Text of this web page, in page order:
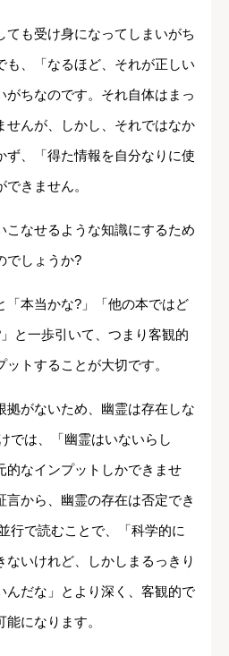
ても受け身になってしまいがち
も、「なるほど、それが正しい
がちなのです。それ自体はまっ
せんが、しかし、それではなか
ず、「得た情報を自分なりに使
きません。
こなせるような知識にするため
でしょうか?
「本当かな?」「他の本ではど
と一歩引いて、つまり客観的
トすることが大切です。
拠がないため、幽霊は存在しな
では、「幽霊はいないらし
的なインプットしかできませ
言から、幽霊の存在は否定でき
行で読むことで、「科学的に
ないけれど、しかしまるっきり
んだな」とより深く、客観的で
になります。